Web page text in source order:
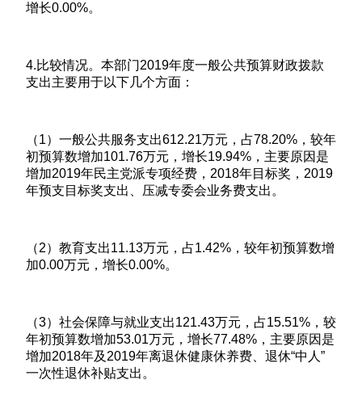
增长0.00%。
4.比较情况。本部门2019年度一般公共预算财政拨款
支出主要用于以下几个方面：
（1）一般公共服务支出612.21万元，占78.20%，较年
初预算数增加101.76万元，增长19.94%，主要原因是
增加2019年民主党派专项经费，2018年目标奖，2019
年预支目标奖支出、压减专委会业务费支出。
（2）教育支出11.13万元，占1.42%，较年初预算数增
加0.00万元，增长0.00%。
（3）社会保障与就业支出121.43万元，占15.51%，较
年初预算数增加53.01万元，增长77.48%，主要原因是
增加2018年及2019年离退休健康休养费、退休“中人”
一次性退休补贴支出。